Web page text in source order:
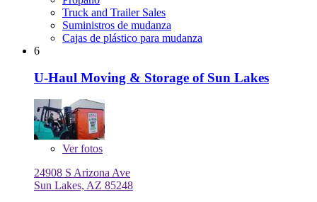
Truck and Trailer Sales
Suministros de mudanza
Cajas de plástico para mudanza
6
U-Haul Moving & Storage of Sun Lakes
Verfotos
24908 S Arizona Ave
Sun Lakes, AZ 85248